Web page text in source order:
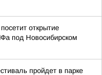
открытие
под Новосибирском
пройдет в парке